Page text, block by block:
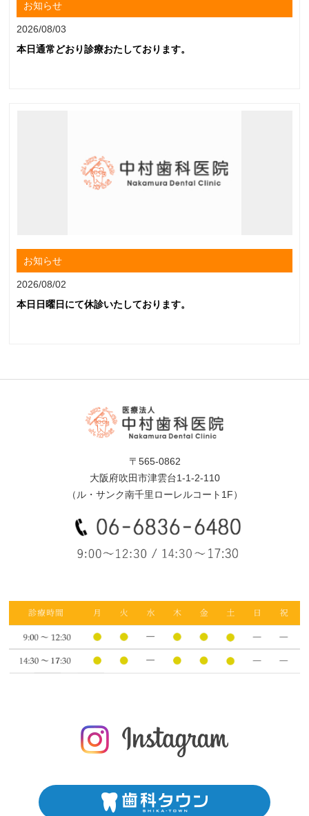
お知らせ
2026/08/03
本日通常どおり診療おたしております。
お知らせ
2026/08/02
本日日曜日にて休診いたしております。
〒565-0862
大阪府吹田市津雲台1-1-2-110
（ル・サンク南千里ローレルコート1F）